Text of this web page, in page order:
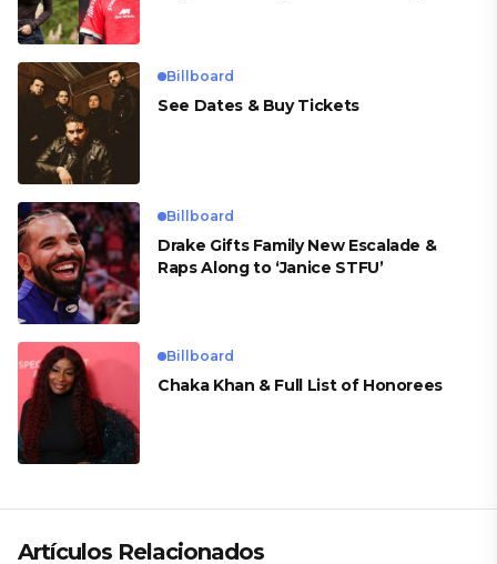
Billboard
See Dates & Buy Tickets
Billboard
Drake Gifts Family New Escalade &
Raps Along to ‘Janice STFU’
Billboard
Chaka Khan & Full List of Honorees
Artículos Relacionados